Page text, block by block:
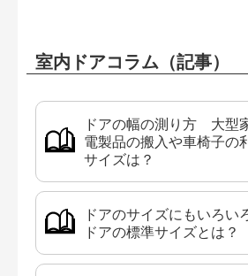
室内ドアコラム（記事）
ドアの幅の測り方 大型
電製品の搬入や車椅子の
サイズは？
ドアのサイズにもいろい
ドアの標準サイズとは？